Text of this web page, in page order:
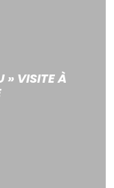
» VISITE À